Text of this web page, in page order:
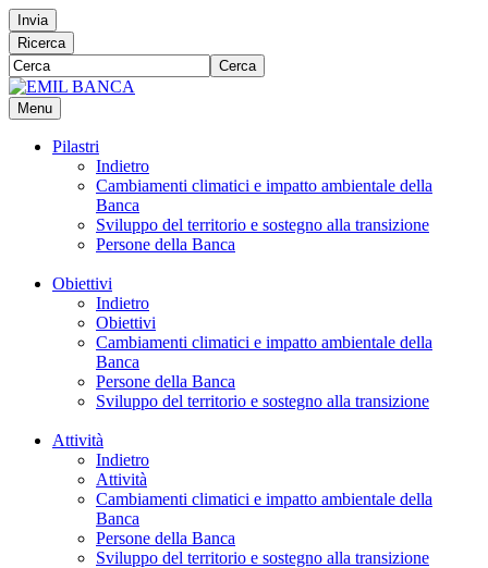
Invia
Ricerca
Cerca
Menu
Pilastri
Indietro
Cambiamenti climatici e impatto ambientale della
Banca
Sviluppo del territorio e sostegno alla transizione
Persone della Banca
Obiettivi
Indietro
Obiettivi
Cambiamenti climatici e impatto ambientale della
Banca
Persone della Banca
Sviluppo del territorio e sostegno alla transizione
Attività
Indietro
Attività
Cambiamenti climatici e impatto ambientale della
Banca
Persone della Banca
Sviluppo del territorio e sostegno alla transizione